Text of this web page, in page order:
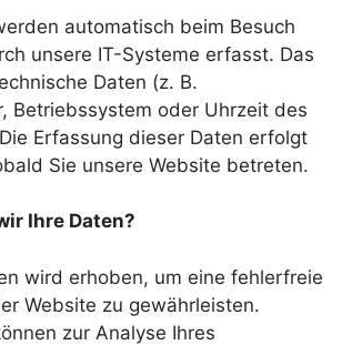
automatisch beim Besuch
unsere IT-Systeme erfasst. Das
Daten (z. B.
Betriebssystem oder Uhrzeit des
Erfassung dieser Daten erfolgt
Sie unsere Website betreten.
Ihre Daten?
wird erhoben, um eine fehlerfreie
Website zu gewährleisten.
zur Analyse Ihres